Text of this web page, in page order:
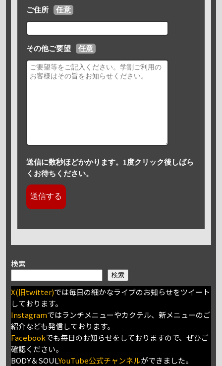
ご住所 任意
その他ご要望 任意
送信に数秒ほどかかります。1度クリック後しばら
くお待ちください。
検索
検索
X(旧twitter)では毎日の細かなライブのお知らせをツイート
しております。
Instagramではランチメニューやカクテル、新メニューのご
紹介なども発信しております。
Facebookでも毎日のお知らせをしておりますので、ぜひご
確認ください。
BODY＆SOULYouTube公式チャンネルができました。